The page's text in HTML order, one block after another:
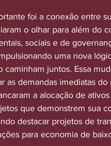
foi a conexão entre
o olhar para além do
sociais e de
uma nova
caminham juntos. Essa
as demandas imediatas
a alocação de
que demonstrem sua
destacar projetos de
para economia de